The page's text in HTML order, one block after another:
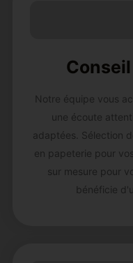
Notre équipe vous
une écoute
adaptées. Sélection
en papeterie pour
sur mesure pour
bénéficie